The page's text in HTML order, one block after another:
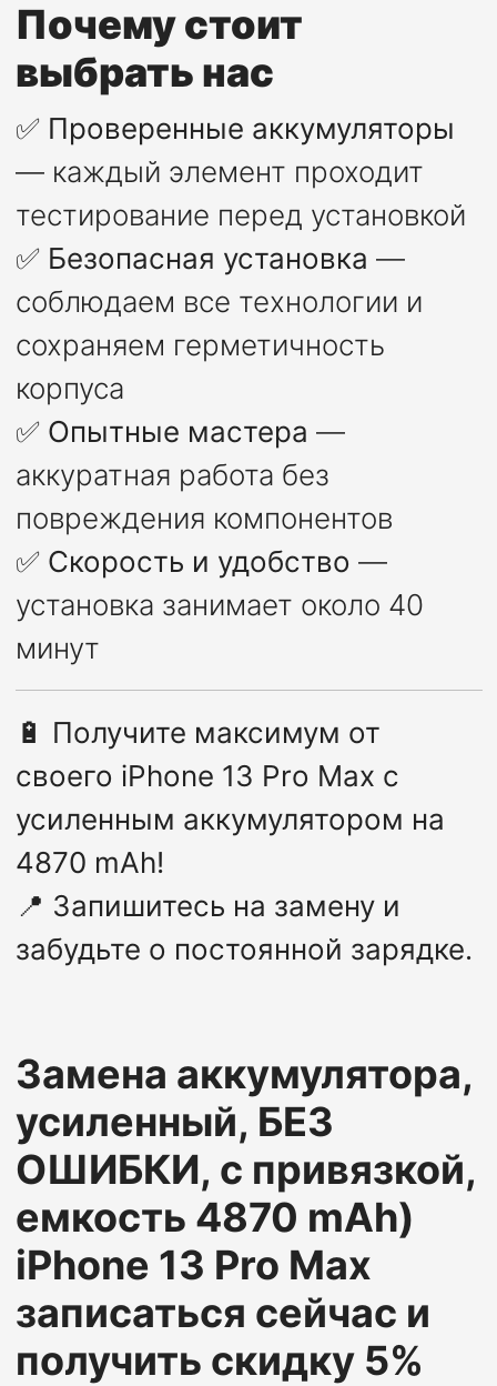
Почему стоит
выбрать нас
✅ Проверенные аккумуляторы
— каждый элемент проходит
тестирование перед установкой
✅ Безопасная установка —
соблюдаем все технологии и
сохраняем герметичность
корпуса
✅ Опытные мастера —
аккуратная работа без
повреждения компонентов
✅ Скорость и удобство —
установка занимает около 40
минут
🔋 Получите максимум от
своего iPhone 13 Pro Max с
усиленным аккумулятором на
4870 mAh!
📍 Запишитесь на замену и
забудьте о постоянной зарядке.
Замена аккумулятора,
усиленный, БЕЗ
ОШИБКИ, с привязкой,
емкость 4870 mAh)
iPhone 13 Pro Max
записаться сейчас и
получить скидку 5%